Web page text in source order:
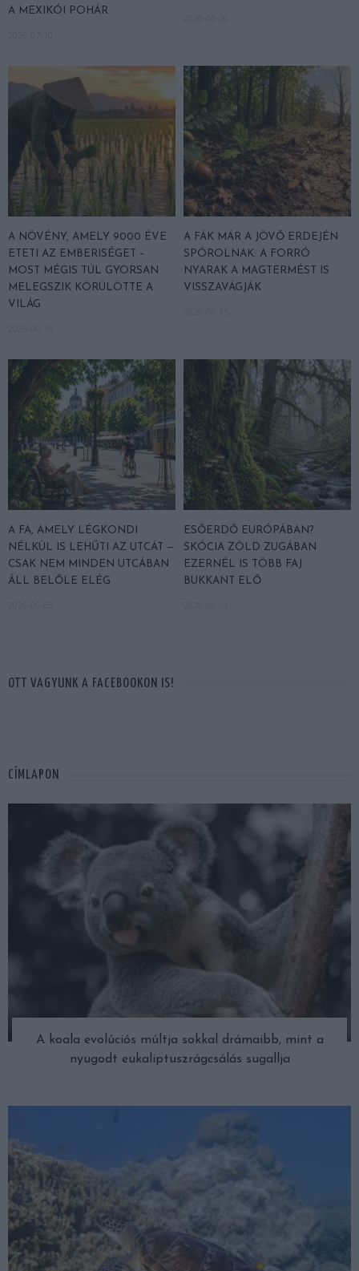
A MEXIKÓI POHÁR
A NÖVÉNY, AMELY 9000 ÉVE
ETETI AZ EMBERISÉGET –
MOST MÉGIS TÚL GYORSAN
MELEGSZIK KÖRÜLÖTTE A
VILÁG
A FÁK MÁR A JÖVŐ ERDEJÉN
SPÓROLNAK: A FORRÓ
NYARAK A MAGTERMÉST IS
VISSZAVÁGJÁK
A FA, AMELY LÉGKONDI
NÉLKÜL IS LEHŰTI AZ UTCÁT —
CSAK NEM MINDEN UTCÁBAN
ÁLL BELŐLE ELÉG
ESŐERDŐ EURÓPÁBAN?
SKÓCIA ZÖLD ZUGÁBAN
EZERNÉL IS TÖBB FAJ
BUKKANT ELŐ
OTT VAGYUNK A FACEBOOKON IS!
CÍMLAPON
A koala evolúciós múltja sokkal drámaibb, mint a
nyugodt eukaliptuszrágcsálás sugallja